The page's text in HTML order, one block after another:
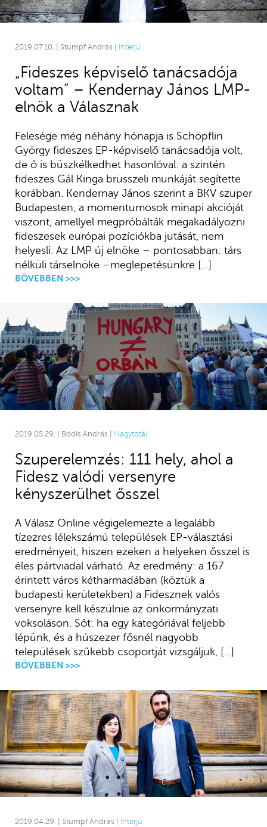
2019.07.10. | Stumpf András | Interjú
„Fideszes képviselő tanácsadója
voltam” – Kendernay János LMP-
elnök a Válasznak
Felesége még néhány hónapja is Schöpflin
György fideszes EP-képviselő tanácsadója volt,
de ő is büszkélkedhet hasonlóval: a szintén
fideszes Gál Kinga brüsszeli munkáját segítette
korábban. Kendernay János szerint a BKV szuper
Budapesten, a momentumosok minapi akcióját
viszont, amellyel megpróbálták megakadályozni
fideszesek európai pozíciókba jutását, nem
helyesli. Az LMP új elnöke – pontosabban: társ
nélküli társelnöke –meglepetésünkre […]
BŐVEBBEN >>>
2019.05.29. | Bódis András | Nagytotál
Szuperelemzés: 111 hely, ahol a
Fidesz valódi versenyre
kényszerülhet ősszel
A Válasz Online végigelemezte a legalább
tízezres lélekszámú települések EP-választási
eredményeit, hiszen ezeken a helyeken ősszel is
éles pártviadal várható. Az eredmény: a 167
érintett város kétharmadában (köztük a
budapesti kerületekben) a Fidesznek valós
versenyre kell készülnie az önkormányzati
voksoláson. Sőt: ha egy kategóriával feljebb
lépünk, és a húszezer fősnél nagyobb
települések szűkebb csoportját vizsgáljuk, […]
BŐVEBBEN >>>
2019.04.29. | Stumpf András | Interjú